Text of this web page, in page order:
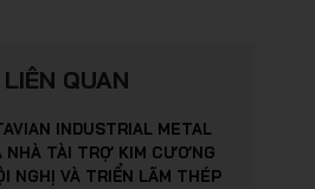
QUAN
INDUSTRIAL METAL
NHÀ TÀI TRỢ KIM CƯƠNG
NGHỊ VÀ TRIỂN LÃM THÉP